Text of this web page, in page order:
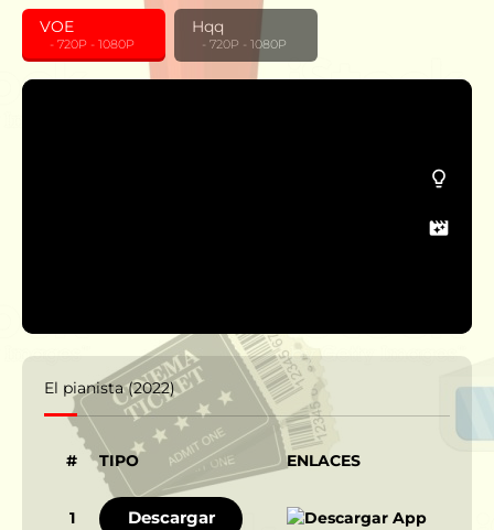
VOE
‎ ‎ ‎ - 720P - 1080P
Hqq
‎ ‎ ‎ - 720P - 1080P
El pianista (2022)
# TIPO ENLACES
1 Descargar